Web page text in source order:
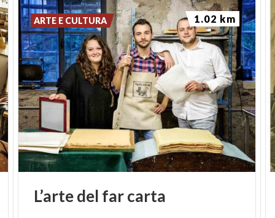
L’artedel farcarta
ARTE E CULTURA 1.02 km